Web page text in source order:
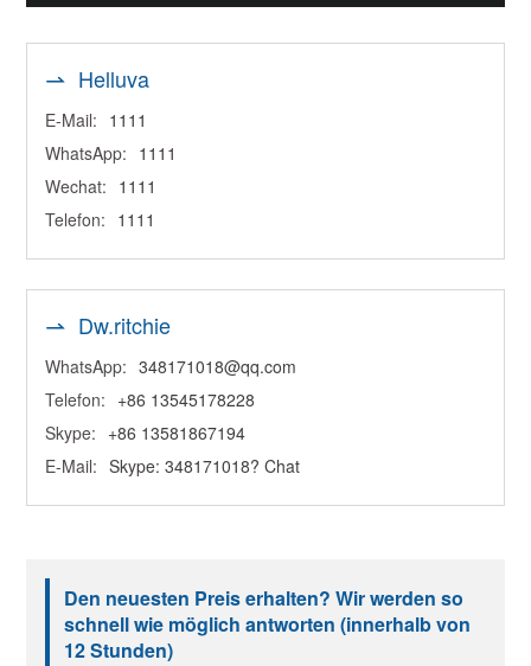
Den neuesten Preis erhalten? Wir werden so
schnell wie möglich antworten (innerhalb von
12 Stunden)
Helluva
E-Mail: 1111
WhatsApp: 1111
Wechat: 1111
Telefon: 1111
Dw.ritchie
WhatsApp: 348171018@qq.com
Telefon: +86 13545178228
Skype: +86 13581867194
E-Mail: Skype: 348171018? Chat